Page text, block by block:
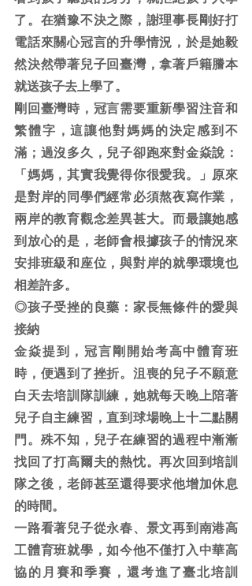
了。在猶豫不決之際，謝理事長剛好打
電話來關心冠言的升學情況，於是她毅
然決然帶著兒子回臺灣，拿著戶籍謄本
就送孩子去上學了。
剛回臺灣時，冠言需要重新學習注音和
繁體字，這讓他對媽媽的決定感到不
滿；過沒多久，兒子卻跑來對金焱說：
「媽媽，其實我覺得你很愛我。」原來
是對岸的同學們經常必須熬夜寫作業，
兩岸的教育觀念差異甚大。而最讓她感
到放心的是，老師會根據孩子的情況來
安排班級和座位，與對岸的就學環境也
相差許多。
◎孩子受挫的良藥：家長無條件的愛與
接納
金焱提到，冠言剛開始考高中體育班
時，便遇到了挫折。沮喪的兒子不願意
白天去培訓隊訓練，她就每天晚上陪著
兒子自主練習，直到球場晚上十二點關
門。殊不知，兒子在練習的過程中漸漸
找回了打高爾夫的熱忱。再次回到培訓
隊之後，老師甚至還得要求他增加休息
的時間。
一路看著兒子從永春、景文再到南港高
工體育班就學，如今他不僅打入中華高
協的月賽和季賽，還考進了臺北培訓